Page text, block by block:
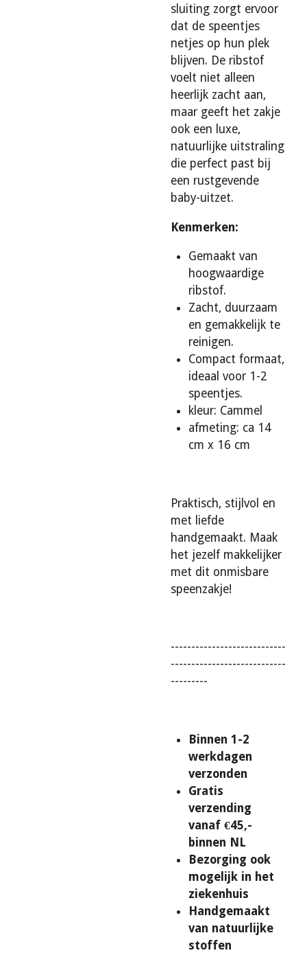
sluiting zorgt ervoor
dat de speentjes
netjes op hun plek
blijven. De ribstof
voelt niet alleen
heerlijk zacht aan,
maar geeft het zakje
ook een luxe,
natuurlijke uitstraling
die perfect past bij
een rustgevende
baby-uitzet.
Kenmerken:
Gemaakt van
hoogwaardige
ribstof.
Zacht, duurzaam
en gemakkelijk te
reinigen.
Compact formaat,
ideaal voor 1-2
speentjes.
kleur: Cammel
afmeting: ca 14
cm x 16 cm
Praktisch, stijlvol en
met liefde
handgemaakt. Maak
het jezelf makkelijker
met dit onmisbare
speenzakje!
----------------------------
----------------------------
---------
Binnen 1-2
werkdagen
verzonden
Gratis
verzending
vanaf €45,-
binnen NL
Bezorging ook
mogelijk in het
ziekenhuis
Handgemaakt
van natuurlijke
stoffen